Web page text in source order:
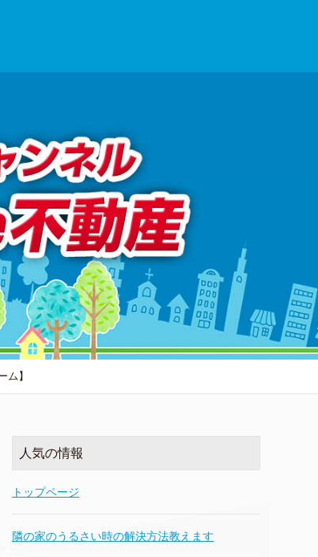
ム】
人気の情報
トップページ
隣の家のうるさい時の解決方法教えます